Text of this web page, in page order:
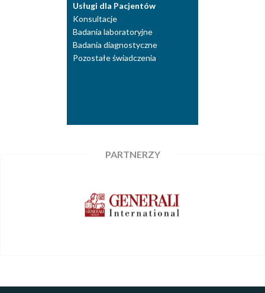
Usługi dla Pacjentów
Konsultacje
Badania laboratoryjne
Badania diagnostyczne
Pozostałe świadczenia
PARTNERZY